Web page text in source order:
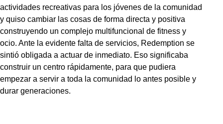
actividades recreativas para los jóvenes de la comunidad
y quiso cambiar las cosas de forma directa y positiva
construyendo un complejo multifuncional de fitness y
ocio. Ante la evidente falta de servicios, Redemption se
sintió obligada a actuar de inmediato. Eso significaba
construir un centro rápidamente, para que pudiera
empezar a servir a toda la comunidad lo antes posible y
durar generaciones.